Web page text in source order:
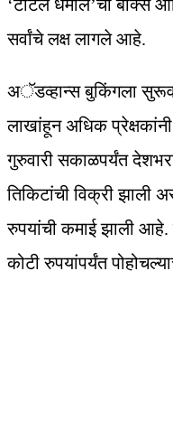
‘टोटल धमाल’चा बॉक्स
सर्वांचे लक्ष लागले आहे.
अॅडव्हान्स बुकिंगला
लाखांहून अधिक
गुरुवारी सकाळपर्यंत
तिकिटांची विक्री झाली
रुपयांची कमाई झाली
कोटी रुपयांपर्यंत